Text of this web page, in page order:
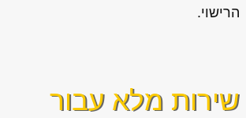
הרישוי.
שירות מלא עבור